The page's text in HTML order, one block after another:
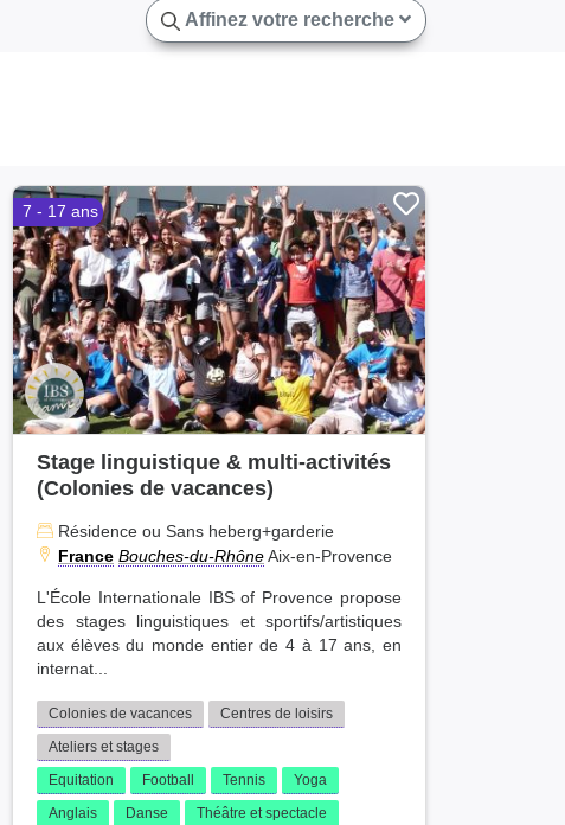
Affinez votre recherche
7 - 17 ans
Stage linguistique & multi-activités
(Colonies de vacances)
Résidence ou Sans heberg+garderie
France Bouches-du-RhôneAix-en-Provence
L'École Internationale IBS of Provence propose
des stages linguistiques et sportifs/artistiques
aux élèves du monde entier de 4 à 17 ans, en
internat...
Colonies de vacances
Centres de loisirs
Ateliers et stages
Equitation
Football Tennis
Yoga
Anglais
Danse
Théâtre et spectacle